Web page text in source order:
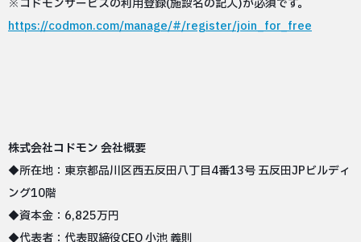
※コドモンサービスの利用登録(施設名の記入)が必須です。
https://codmon.com/manage/#/register/join_for_free
株式会社コドモン 会社概要
◆所在地：東京都品川区西五反田八丁目4番13号 五反田JPビルディ
ング10階
◆資本金：6,825万円
◆代表者：代表取締役CEO 小池 義則